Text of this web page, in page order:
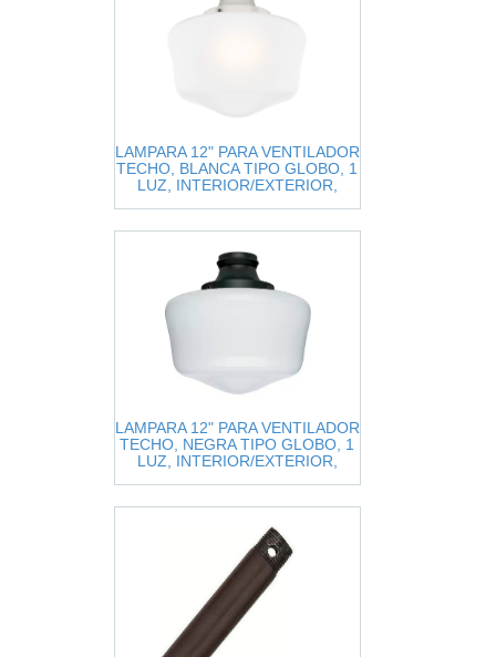
LAMPARA 12" PARA VENTILADOR
TECHO, BLANCA TIPO GLOBO, 1
LUZ, INTERIOR/EXTERIOR,
LAMPARA 12" PARA VENTILADOR
TECHO, NEGRA TIPO GLOBO, 1
LUZ, INTERIOR/EXTERIOR,